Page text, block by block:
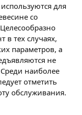
для
со
в тех случаях,
параметров, а
не
наиболее
отметить
обслуживания.